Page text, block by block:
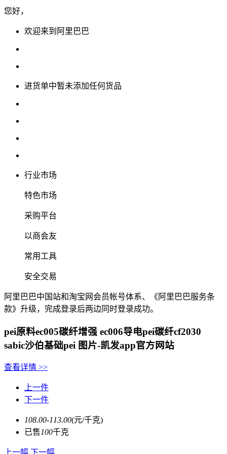
您好，
欢迎来到阿里巴巴
进货单中暂未添加任何货品
行业市场
特色市场
采购平台
以商会友
常用工具
安全交易
阿里巴巴中国站和淘宝网会员帐号体系、《阿里巴巴服务条
款》升级，完成登录后两边同时登录成功。
pei原料ec005碳纤增强 ec006导电pei碳纤cf2030
sabic沙伯基础pei 图片-凯发app官方网站
查看详情 >>
上一件
下一件
108.00-113.00(元/千克)
已售100千克